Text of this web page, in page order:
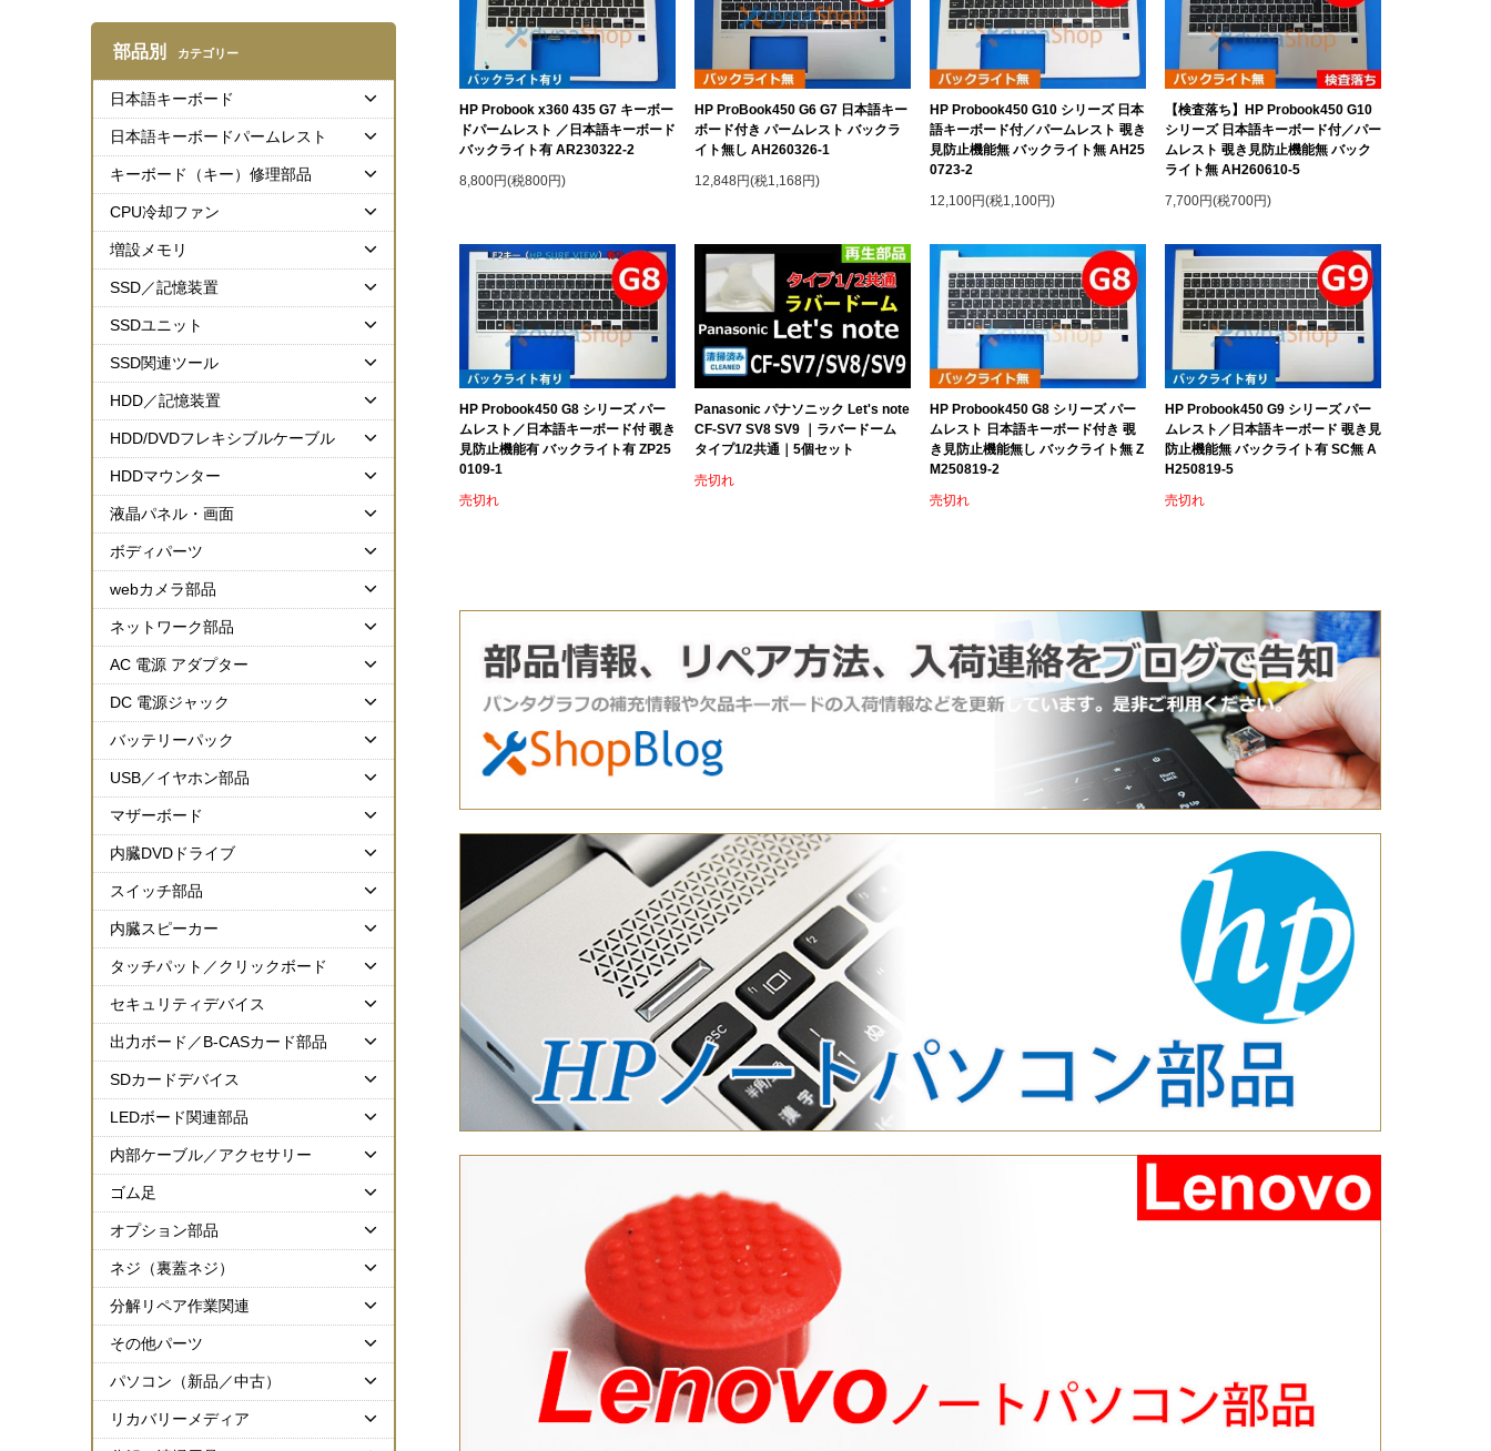
HP Probook x360 435 G7 キーボー
ドパームレスト ／日本語キーボード
バックライト有 AR230322-2
8,800円(税800円)
HP ProBook450 G6 G7 日本語キー
ボード付き パームレスト バックラ
イト無し AH260326-1
12,848円(税1,168円)
HP Probook450 G10 シリーズ 日本
語キーボード付／パームレスト 覗き
見防止機能無 バックライト無 AH25
0723-2
12,100円(税1,100円)
【検査落ち】HP Probook450 G10
シリーズ 日本語キーボード付／パー
ムレスト 覗き見防止機能無 バック
ライト無 AH260610-5
7,700円(税700円)
HP Probook450 G8 シリーズ パー
ムレスト／日本語キーボード付 覗き
見防止機能有 バックライト有 ZP25
0109-1
売切れ
Panasonic パナソニック Let's note
CF-SV7 SV8 SV9 ｜ラバードーム
タイプ1/2共通｜5個セット
売切れ
HP Probook450 G8 シリーズ パー
ムレスト 日本語キーボード付き 覗
き見防止機能無し バックライト無 Z
M250819-2
売切れ
HP Probook450 G9 シリーズ パー
ムレスト／日本語キーボード 覗き見
防止機能無 バックライト有 SC無 A
H250819-5
売切れ
部品別 カテゴリー
日本語キーボード
日本語キーボードパームレスト
キーボード（キー）修理部品
CPU冷却ファン
増設メモリ
SSD／記憶装置
SSDユニット
SSD関連ツール
HDD／記憶装置
HDD/DVDフレキシブルケーブル
HDDマウンター
液晶パネル・画面
ボディパーツ
webカメラ部品
ネットワーク部品
AC 電源 アダプター
DC 電源ジャック
バッテリーパック
USB／イヤホン部品
マザーボード
内臓DVDドライブ
スイッチ部品
内臓スピーカー
タッチパット／クリックボード
セキュリティデバイス
出力ボード／B-CASカード部品
SDカードデバイス
LEDボード関連部品
内部ケーブル／アクセサリー
ゴム足
オプション部品
ネジ（裏蓋ネジ）
分解リペア作業関連
その他パーツ
パソコン（新品／中古）
リカバリーメディア